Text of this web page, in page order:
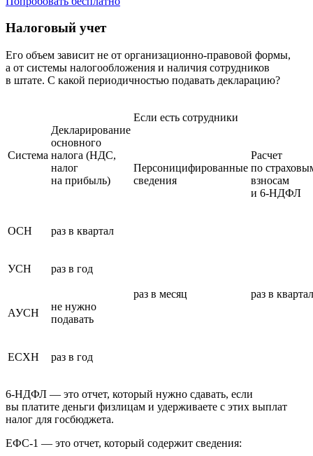
Налоговый учет
Его объем зависит не от организационно-правовой формы,
а от системы налогообложения и наличия сотрудников
в штате. С какой периодичностью подавать декларацию?
Система
Декларирование
основного
налога (НДС,
налог
на прибыль)
Если есть сотрудники
Персоницифированные
сведения
Расчет
по
взносам
и 6‑НДФЛ
ОСН раз в квартал
раз в месяц раз в квартал
УСН раз в год
АУСН
не нужно
подавать
ЕСХН раз в год
6‑НДФЛ — это отчет, который нужно сдавать, если
вы платите деньги физлицам и удерживаете с этих выплат
налог для госбюджета.
ЕФС‑1 — это отчет, который содержит сведения: